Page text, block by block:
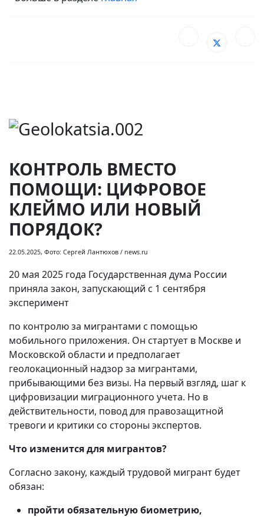
КОНТРОЛЬ ВМЕСТО
ПОМОЩИ: ЦИФРОВОЕ
КЛЕЙМО ИЛИ НОВЫЙ
ПОРЯДОК?
22.05.2025, Фото: Сергей Лантюхов / news.ru
20 мая 2025 года Государственная дума России
приняла закон, запускающий с 1 сентября
эксперимент
по контролю за мигрантами с помощью
мобильного приложения. Он стартует в Москве и
Московской области и предполагает
геолокационный надзор за мигрантами,
прибывающими без визы. На первый взгляд, шаг к
цифровизации миграционного учета. Но в
действительности, повод для правозащитной
тревоги и критики со стороны экспертов.
Что изменится для мигрантов?
Согласно закону, каждый трудовой мигрант будет
обязан:
пройти обязательную биометрию,